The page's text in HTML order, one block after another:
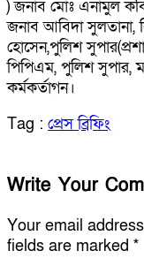
) জনাব মোঃ এনামুল
জনাব আবিদা
হোসেন,পুলিশ
পিপিএম, পুলিশ সুপার,
কর্মকর্তাগন।
Tag : প্রেস ব্রিফিং
Write Your
Your email
fields are marked *